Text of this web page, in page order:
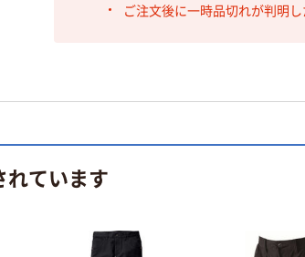
ご注文後に一時品切れが判明し
れています